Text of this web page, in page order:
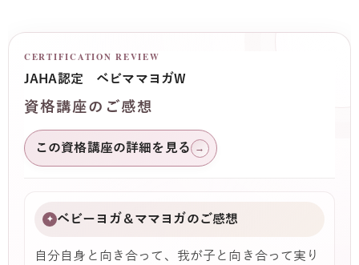
CERTIFICATION REVIEW
JAHA認定 ベビママヨガW
資格講座のご感想
この資格講座の詳細を見る →
✦ ベビーヨガ＆ママヨガのご感想
自分自身と向き合って、我が子と向き合って実り